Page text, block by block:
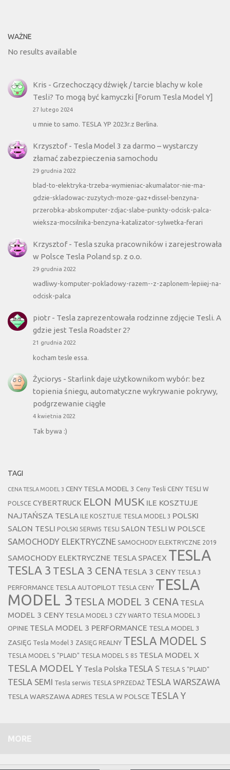
WAŻNE
No results available
Kris - Grzechoczący dźwięk / tarcie blachy w kole
Tesli? To mogą być kamyczki [Forum Tesla Model Y]
27 lutego 2024
u mnie to samo. TESLA YP 2023r.z Berlina.
Krzysztof- Tesla Model 3 za darmo – wystarczy
złamać zabezpieczenia samochodu
29 grudnia 2022
blad-to-elektryka-trzeba-wymieniac-akumalator-nie-ma-
gdzie-skladowac-zuzytych-moze-gaz+dissel-benzyna-
przerobka-abskomputer-zdjac-slabe-punkty-odcisk-palca-
wieksza-mocsilnika-benzyna-katalizator-sylwetka-ferari
Krzysztof- Tesla szuka pracowników i zarejestrowała
w Polsce Tesla Poland sp. z o.o.
29 grudnia 2022
wadliwy-komputer-pokladowy-razem--z-zaplonem-lepiiej-na-
odcisk-palca
piotr- Tesla zaprezentowała rodzinne zdjęcie Tesli. A
gdzie jest Tesla Roadster 2?
21 grudnia 2022
kocham tesle essa.
Życiorys - Starlink daje użytkownikom wybór: bez
topienia śniegu, automatyczne wykrywanie pokrywy,
podgrzewanie ciągłe
4 kwietnia 2022
Tak bywa :)
TAGI
CENA TESLA MODEL 3 CENY TESLA MODEL 3 Ceny Tesli CENY TESLI W
POLSCE CYBERTRUCK ELON MUSK ILE KOSZTUJE
NAJTAŃSZA TESLA ILE KOSZTUJE TESLA MODEL 3 POLSKI
SALON TESLI POLSKI SERWIS TESLI SALON TESLI W POLSCE
SAMOCHODY ELEKTRYCZNE SAMOCHODY ELEKTRYCZNE 2019
SAMOCHODY ELEKTRYCZNE TESLA SPACEX TESLA
TESLA 3 TESLA 3 CENA TESLA 3 CENY TESLA 3
PERFORMANCE TESLA AUTOPILOT TESLA CENY TESLA
MODEL 3 TESLA MODEL 3 CENA TESLA
MODEL 3 CENY TESLA MODEL 3 CZY WARTO TESLA MODEL 3
OPINIE TESLA MODEL 3 PERFORMANCE TESLA MODEL 3
ZASIĘG Tesla Model 3 ZASIĘG REALNY TESLA MODEL S
TESLA MODEL S "PLAID" TESLA MODEL S 85 TESLA MODEL X
TESLA MODEL Y Tesla Polska TESLA S TESLA S "PLAID"
TESLA SEMI Tesla serwis TESLA SPRZEDAŻ TESLA WARSZAWA
TESLA WARSZAWA ADRES TESLA W POLSCE TESLA Y
MORE